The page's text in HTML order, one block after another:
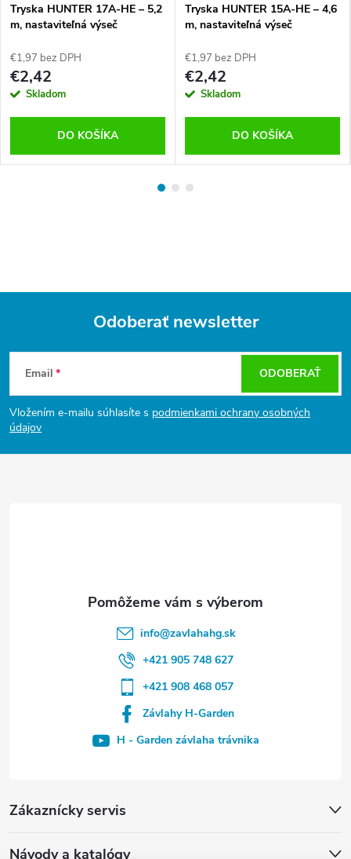
Tryska HUNTER 17A-HE – 5,2
m, nastaviteľná výseč
€1,97 bez DPH
€2,42
Skladom
DO KOŠÍKA
Tryska HUNTER 15A-HE – 4,6
m, nastaviteľná výseč
€1,97 bez DPH
€2,42
Skladom
DO KOŠÍKA
e
Odoberať newsletter
Email
Vložením e-mailu súhlasíte s podmienkami ochrany osobných
údajov
ODOBERAŤ
Zákaznícky servis
Návody a katalógy
info@zavlahahg.sk
+421 905 748 627
+421 908 468 057
Závlahy H-Garden
H - Garden závlaha trávnika